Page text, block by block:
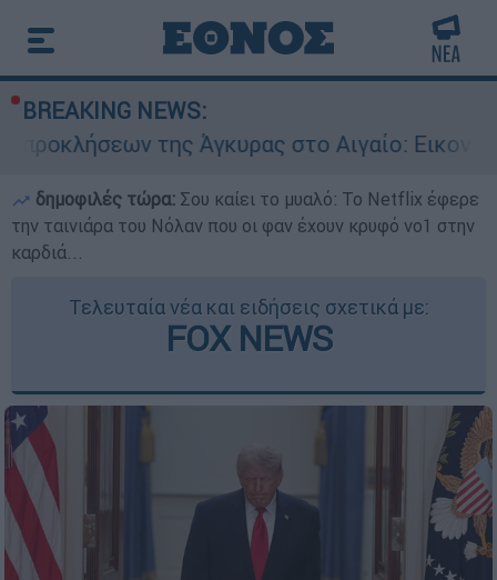
BREAKING NEWS:
Άγκυρας στο Αιγαίο: Εικονική αερομαχία
δημοφιλές τώρα: Σου καίει το μυαλό: Το Netflix έφερε
την ταινιάρα του Νόλαν που οι φαν έχουν κρυφό νο1 στην
καρδιά...
Τελευταία νέα και ειδήσεις σχετικά με:
FOX NEWS